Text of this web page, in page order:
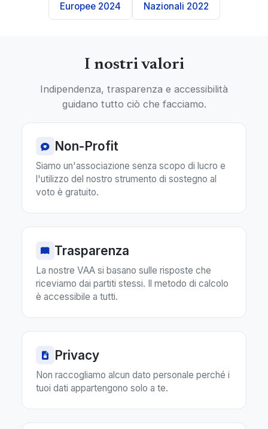
Europee 2024 Nazionali 2022
I nostri valori
Indipendenza, trasparenza e accessibilità
guidano tutto ciò che facciamo.
Non-Profit
Siamo un'associazione senza scopo di lucro e
l'utilizzo del nostro strumento di sostegno al
voto è gratuito.
Trasparenza
La nostre VAA si basano sulle risposte che
riceviamo dai partiti stessi. Il metodo di calcolo
è accessibile a tutti.
Privacy
Non raccogliamo alcun dato personale perché i
tuoi dati appartengono solo a te.